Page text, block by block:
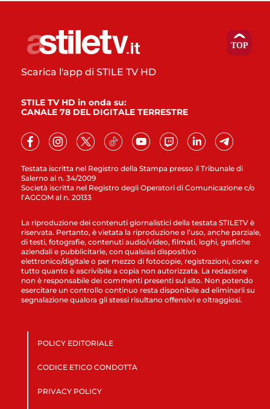
Testata iscritta nel Registro della Stampa presso il Tribunale di
Salerno al n. 34/2009
Società iscritta nel Registro degli Operatori di Comunicazione c/o
l’AGCOM al n. 20133
Scarica l'app di STILE TV HD
STILE TV HD in onda su:
CANALE 78 DEL DIGITALE TERRESTRE
La riproduzione dei contenuti giornalistici della testata STILETV è
riservata. Pertanto, è vietata la riproduzione e l’uso, anche parziale,
di testi, fotografie, contenuti audio/video, filmati, loghi, grafiche
aziendali e pubblicitarie, con qualsiasi dispositivo
elettronico/digitale o per mezzo di fotocopie, registrazioni, cover e
tutto quanto è ascrivibile a copia non autorizzata. La redazione
non è responsabile dei commenti presenti sul sito. Non potendo
esercitare un controllo continuo resta disponibile ad eliminarli su
segnalazione qualora gli stessi risultano offensivi e oltraggiosi.
POLICY EDITORIALE
CODICE ETICO CONDOTTA
PRIVACY POLICY